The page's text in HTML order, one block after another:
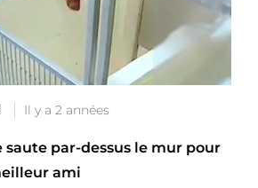
Il y a 2 années
saute par-dessus le mur pour
ami